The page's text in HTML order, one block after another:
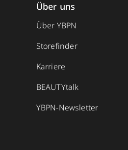
Über uns
Über YBPN
Storefinder
Karriere
BEAUTYtalk
YBPN-Newsletter